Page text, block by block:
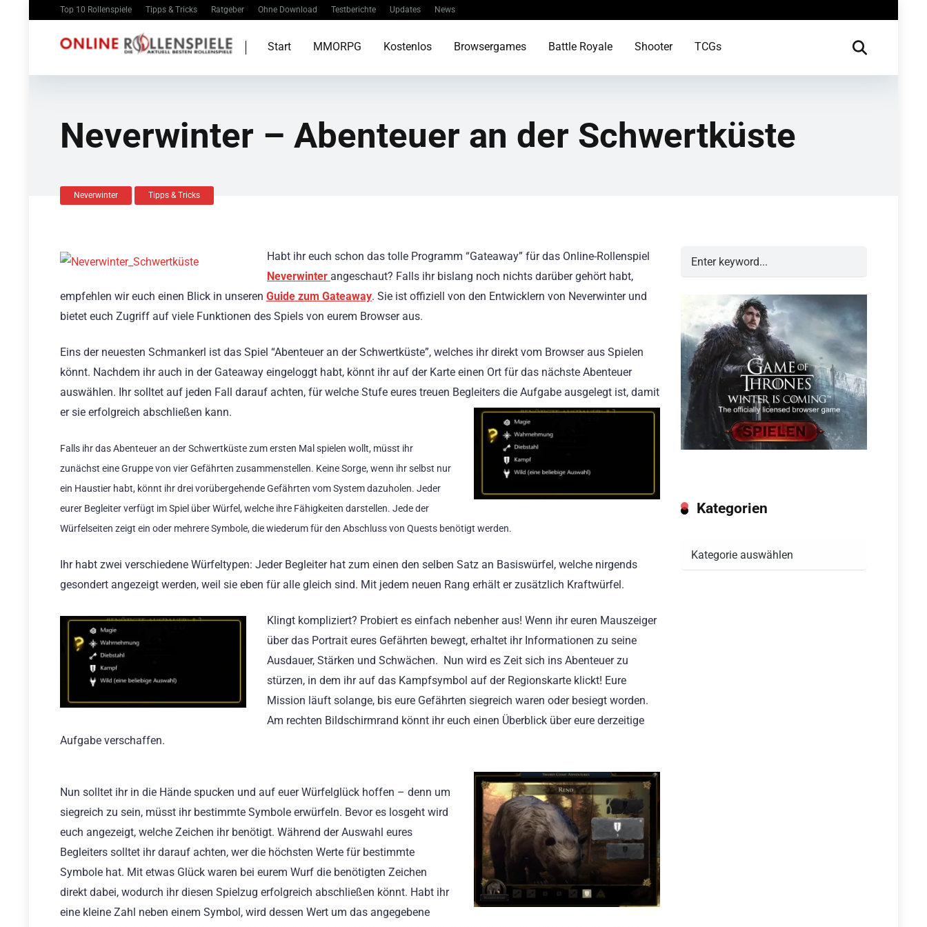
Top 10 Rollenspiele Tipps & Tricks Ratgeber Ohne Download Testberichte Updates News
Start MMORPG Kostenlos Browsergames Battle Royale Shooter TCGs
Neverwinter – Abenteuer an der Schwertküste
Neverwinter Tipps & Tricks
Habt ihr euch schon das tolle Programm “Gateaway” für das Online-Rollenspiel
Neverwinter angeschaut? Falls ihr bislang noch nichts darüber gehört habt,
empfehlen wir euch einen Blick in unseren Guide zum Gateaway. Sie ist offiziell von den Entwicklern von Neverwinter und
bietet euch Zugriff auf viele Funktionen des Spiels von eurem Browser aus.
Eins der neuesten Schmankerl ist das Spiel “Abenteuer an der Schwertküste”, welches ihr direkt vom Browser aus Spielen
könnt. Nachdem ihr auch in der Gateaway eingeloggt habt, könnt ihr auf der Karte einen Ort für das nächste Abenteuer
auswählen. Ihr solltet auf jeden Fall darauf achten, für welche Stufe eures treuen Begleiters die Aufgabe ausgelegt ist, damit
er sie erfolgreich abschließen kann.
Falls ihr das Abenteuer an der Schwertküste zum ersten Mal spielen wollt, müsst ihr
zunächst eine Gruppe von vier Gefährten zusammenstellen. Keine Sorge, wenn ihr selbst nur
ein Haustier habt, könnt ihr drei vorübergehende Gefährten vom System dazuholen. Jeder
eurer Begleiter verfügt im Spiel über Würfel, welche ihre Fähigkeiten darstellen. Jede der
Würfelseiten zeigt ein oder mehrere Symbole, die wiederum für den Abschluss von Quests benötigt werden.
Ihr habt zwei verschiedene Würfeltypen: Jeder Begleiter hat zum einen den selben Satz an Basiswürfel, welche nirgends
gesondert angezeigt werden, weil sie eben für alle gleich sind. Mit jedem neuen Rang erhält er zusätzlich Kraftwürfel.
Klingt kompliziert? Probiert es einfach nebenher aus! Wenn ihr euren Mauszeiger
über das Portrait eures Gefährten bewegt, erhaltet ihr Informationen zu seine
Ausdauer, Stärken und Schwächen. Nun wird es Zeit sich ins Abenteuer zu
stürzen, in dem ihr auf das Kampfsymbol auf der Regionskarte klickt! Eure
Mission läuft solange, bis eure Gefährten siegreich waren oder besiegt worden.
Am rechten Bildschirmrand könnt ihr euch einen Überblick über eure derzeitige
Aufgabe verschaffen.
Nun solltet ihr in die Hände spucken und auf euer Würfelglück hoffen – denn um
siegreich zu sein, müsst ihr bestimmte Symbole erwürfeln. Bevor es losgeht wird
euch angezeigt, welche Zeichen ihr benötigt. Während der Auswahl eures
Begleiters solltet ihr darauf achten, wer die höchsten Werte für bestimmte
Symbole hat. Mit etwas Glück waren bei eurem Wurf die benötigten Zeichen
direkt dabei, wodurch ihr diesen Spielzug erfolgreich abschließen könnt. Habt ihr
eine kleine Zahl neben einem Symbol, wird dessen Wert um das angegebene
Kategorien